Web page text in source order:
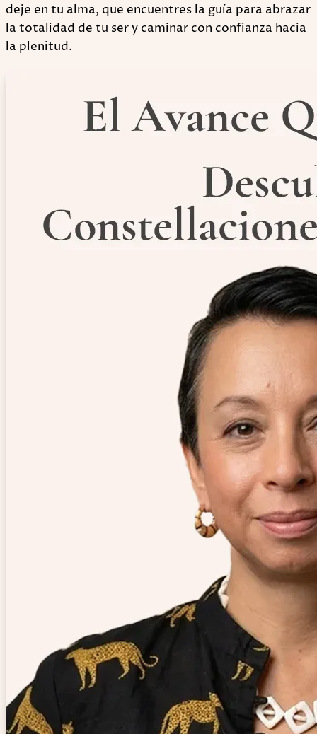
deje en tu alma, que encuentres la guía para abrazar
la totalidad de tu ser y caminar con confianza hacia
la plenitud.